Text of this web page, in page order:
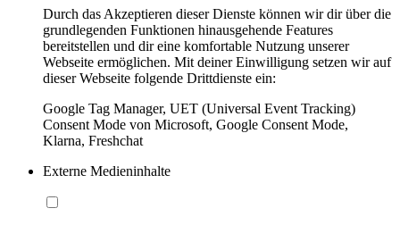
Durch das Akzeptieren dieser Dienste können wir dir über die
grundlegenden Funktionen hinausgehende Features
bereitstellen und dir eine komfortable Nutzung unserer
Webseite ermöglichen. Mit deiner Einwilligung setzen wir auf
dieser Webseite folgende Drittdienste ein:
Google Tag Manager, UET (Universal Event Tracking)
Consent Mode von Microsoft, Google Consent Mode,
Klarna, Freshchat
Externe Medieninhalte